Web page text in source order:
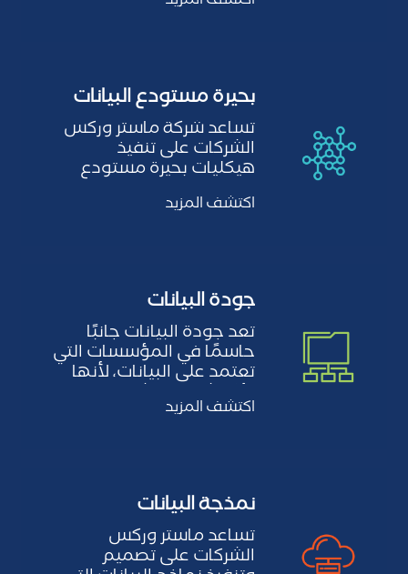
بحيرة مستودع البيانات
تساعد شركة ماستر وركس
الشركات على تنفيذ
هيكليات بحيرة مستودع
البيانات التي تجمع بين
أفضل ما في…
اكتشف المزيد
جودة البيانات
تعد جودة البيانات جانبًا
حاسمًا في المؤسسات التي
تعتمد على البيانات، لأنها
تؤثر بشكل مباشر على…
اكتشف المزيد
نمذجة البيانات
تساعد ماستر وركس
الشركات على تصميم